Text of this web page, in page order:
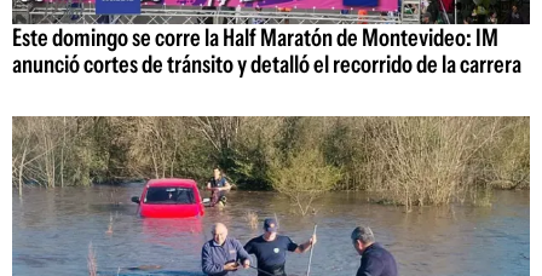
Este domingo se corre la Half Maratón de Montevideo: IM
anunció cortes de tránsito y detalló el recorrido de la carrera